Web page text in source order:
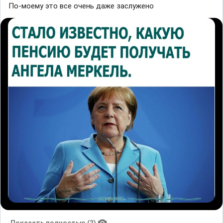
По-моему это все очень даже заслужено